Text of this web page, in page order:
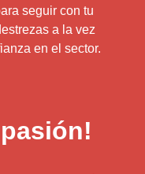
seguir con tu
a la vez
en el sector.